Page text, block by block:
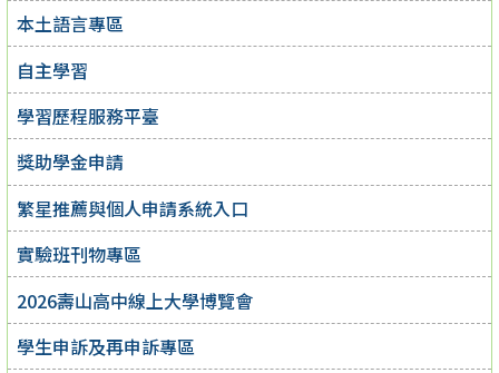
本土語言專區
自主學習
學習歷程服務平臺
獎助學金申請
繁星推薦與個人申請系統入口
實驗班刊物專區
2026壽山高中線上大學博覽會
學生申訴及再申訴專區